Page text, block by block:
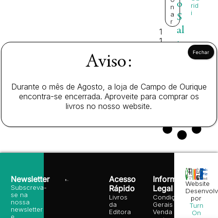
1
1,
n
a
r
o
S
al
ta
o
rid
i
Acesso
Rápido
Livros
da
Editora
Informação
Legal
Condições
Gerais de
Venda
Newsletter
Subscreva-
se na
nossa
newsletter
e
Website
por
Turn
On
Aviso:
Durante o mês de Agosto, a loja de Campo de Ourique
encontra-se encerrada. Aproveite para comprar os
livros no nosso website.